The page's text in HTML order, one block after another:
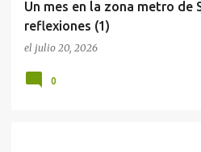
Un mes en la zona metro de
reflexiones (1)
el julio 20, 2026
0